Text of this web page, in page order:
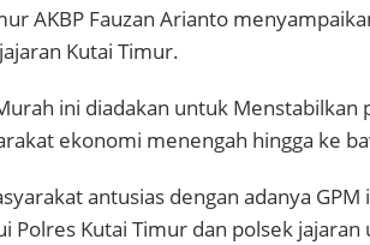
AKBP Fauzan Arianto
Kutai Timur.
ini diadakan untuk Menstabilkan
ekonomi menengah hingga ke
antusias dengan adanya
Polres Kutai Timur dan polsek